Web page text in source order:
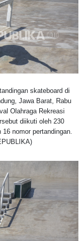
skateboard di
Jawa Barat, Rabu
Olahraga Rekreasi
diikuti oleh 230
nomor pertandingan.